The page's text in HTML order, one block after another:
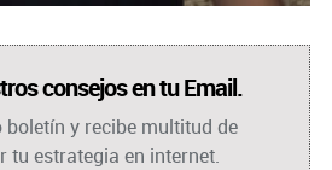
consejos en tu Email.
boletín y recibe multitud de
tu estrategia en internet.